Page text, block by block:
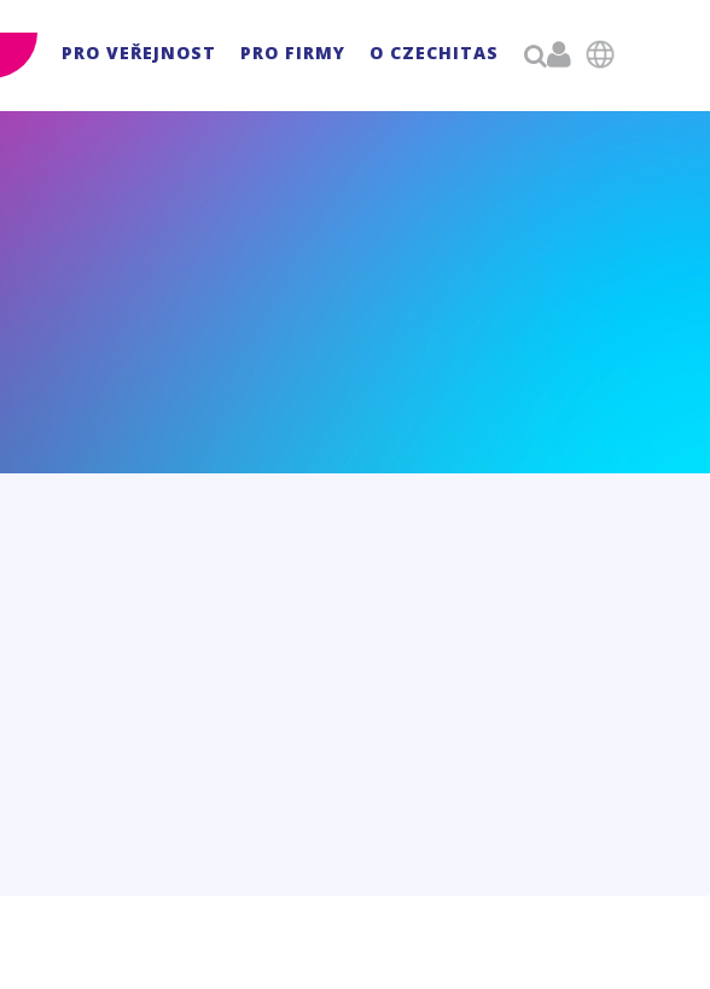
PRO VEŘEJNOST PRO FIRMY O CZECHITAS 